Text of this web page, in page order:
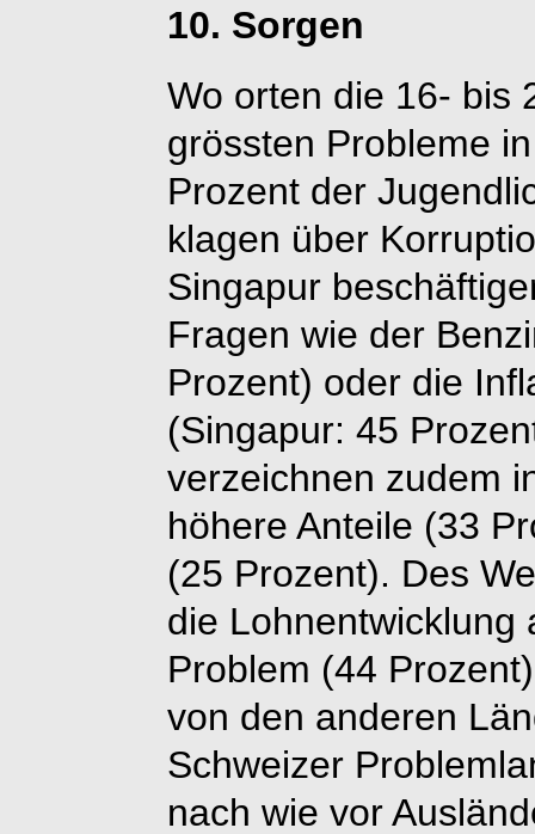
10. Sorgen
Wo orten die 16- bis
grössten Probleme
Prozent der
klagen über
Singapur
Fragen wie der
Prozent) oder die
(Singapur: 45
verzeichnen zudem
höhere Anteile (33
(25 Prozent). Des
die Lohnentwicklung
Problem (44
von den anderen
Schweizer
nach wie vor